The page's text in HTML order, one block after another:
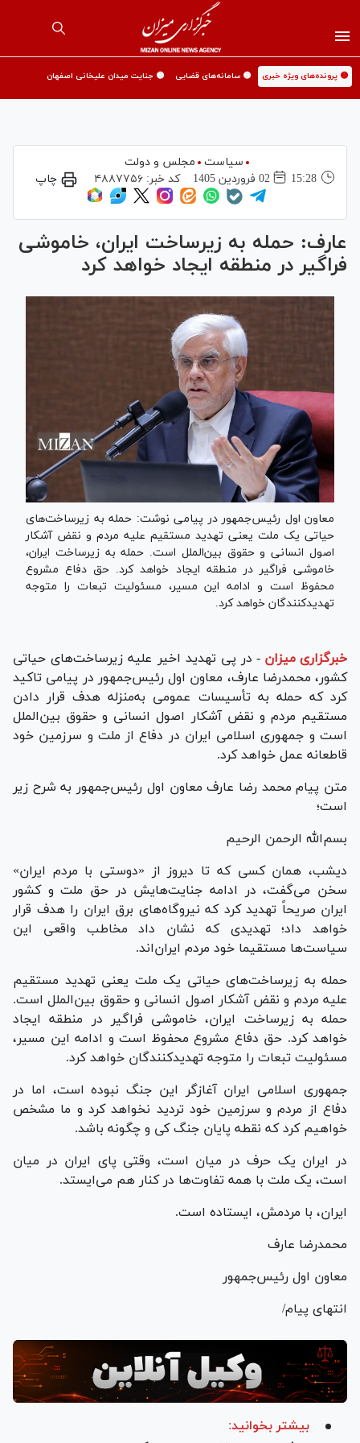
🟡 پرونده‌های ویژه خبری 🟡 سامانه‌های قضایی 🟡 جنایت میدان علیخانی اصفهان
سیاست
مجلس و دولت
15:28
02 فروردين 1405 کد خبر: ۴۸۸۷۷۵۶ چاپ
عارف: حمله به زیرساخت ایران، خاموشی
فراگیر در منطقه ایجاد خواهد کرد
معاون اول رئیس‌جمهور در پیامی نوشت: حمله به زیرساخت‌های
حیاتی یک ملت یعنی تهدید مستقیم علیه مردم و نقض آشکار
اصول انسانی و حقوق بین‌الملل است. حمله به زیرساخت ایران،
خاموشی فراگیر در منطقه ایجاد خواهد کرد. حق دفاع مشروع
محفوظ است و ادامه این مسیر، مسئولیت تبعات را متوجه
تهدیدکنندگان خواهد کرد.
خبرگزاری میزان - در پی تهدید اخیر علیه زیرساخت‌های حیاتی
کشور، محمدرضا عارف، معاون اول رئیس‌جمهور در پیامی تاکید
کرد که حمله به تأسیسات عمومی به‌منزله هدف قرار دادن
مستقیم مردم و نقض آشکار اصول انسانی و حقوق بین‌الملل
است و جمهوری اسلامی ایران در دفاع از ملت و سرزمین خود
قاطعانه عمل خواهد کرد.
متن پیام محمد رضا عارف معاون اول رئیس‌جمهور به شرح زیر
است؛
بسم‌الله الرحمن الرحیم
دیشب، همان کسی که تا دیروز از «دوستی با مردم ایران»
سخن می‌گفت، در ادامه جنایت‌هایش در حق ملت و کشور
ایران صریحاً تهدید کرد که نیروگاه‌های برق ایران را هدف قرار
خواهد داد؛ تهدیدی که نشان داد مخاطب واقعی این
سیاست‌ها مستقیما خود مردم ایران‌اند.
حمله به زیرساخت‌های حیاتی یک ملت یعنی تهدید مستقیم
علیه مردم و نقض آشکار اصول انسانی و حقوق بین‌الملل است.
حمله به زیرساخت ایران، خاموشی فراگیر در منطقه ایجاد
خواهد کرد. حق دفاع مشروع محفوظ است و ادامه این مسیر،
مسئولیت تبعات را متوجه تهدیدکنندگان خواهد کرد.
جمهوری اسلامی ایران آغازگر این جنگ نبوده است، اما در
دفاع از مردم و سرزمین خود تردید نخواهد کرد و ما مشخص
خواهیم کرد که نقطه پایان جنگ کی و چگونه باشد.
در ایران یک حرف در میان است، وقتی پای ایران در میان
است، یک ملت با همه تفاوت‌ها در کنار هم می‌ایستد.
ایران، با مردمش، ایستاده است.
محمدرضا عارف
معاون اول رئیس‌جمهور
انتهای پیام/
بیشتر بخوانید: